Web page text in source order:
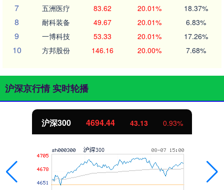
7 五洲医疗 83.62 20.01% 18.37%
8 耐科装备 49.67 20.01% 6.83%
9 一博科技 53.33 20.01% 17.26%
10 方邦股份 146.16 20.00% 7.68%
沪深京行情 实时轮播
沪深300 4694.44 43.13 0.93%